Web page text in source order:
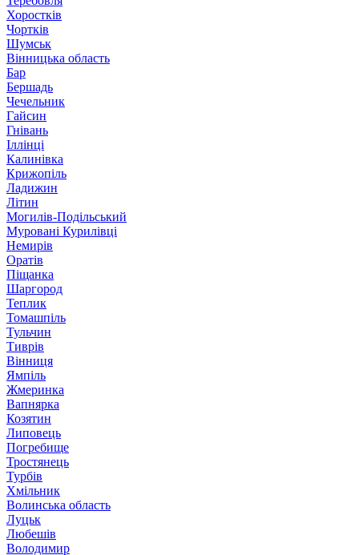
Хоростків
Чортків
Шумськ
Вінницька область
Бар
Бершадь
Чечельник
Гайсин
Гнівань
Іллінці
Калинівка
Крижопіль
Ладижин
Літин
Могилів-Подільський
Муровані Курилівці
Немирів
Оратів
Піщанка
Шаргород
Теплик
Томашпіль
Тульчин
Тиврів
Вінниця
Ямпіль
Жмеринка
Вапнярка
Козятин
Липовець
Погребище
Тростянець
Турбів
Хмільник
Волинська область
Луцьк
Любешів
Володимир